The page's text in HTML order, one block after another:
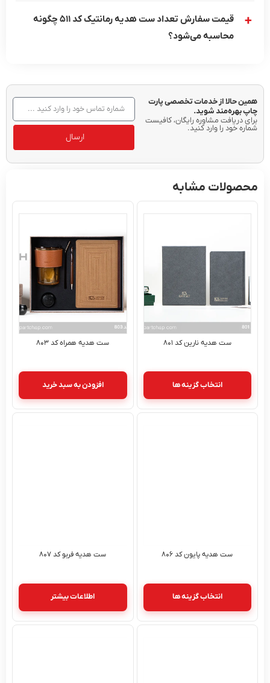
قیمت سفارش تعداد ست هدیه رمانتیک کد 511 چگونه
محاسبه می‌شود؟
همین حالا از خدمات تخصصی پارت
چاپ بهره‌مند شوید.
برای دریافت مشاوره رایگان، کافیست
شماره خود را وارد کنید.
ارسال
محصولات مشابه
ست هدیه نارین کد ۸۰۱
انتخاب گزینه ها
ست هدیه همراه کد ۸۰۳
افزودن به سبد خرید
ست هدیه پایون کد ۸۰۶
انتخاب گزینه ها
ست هدیه فربو کد ۸۰۷
اطلاعات بیشتر